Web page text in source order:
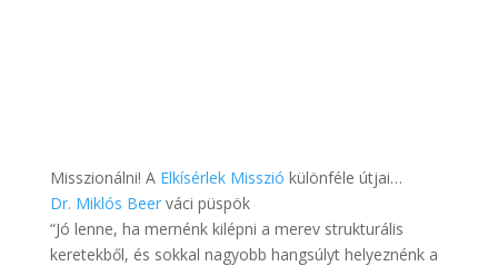
Misszionálni! A Elkísérlek Misszió különféle útjai…
Dr. Miklós Beerváci püspök
“Jó lenne, ha mernénk kilépni a merev strukturális
keretekből, és sokkal nagyobb hangsúlyt helyeznénk a